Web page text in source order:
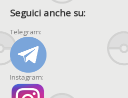
Seguici anche su:
Telegram:
Instagram: